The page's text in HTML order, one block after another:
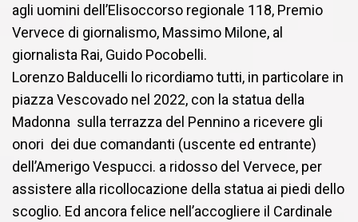
agli uomini dell’Elisoccorso regionale 118, Premio
Vervece di giornalismo, Massimo Milone, al
giornalista Rai, Guido Pocobelli.
Lorenzo Balducelli lo ricordiamo tutti, in particolare in
piazza Vescovado nel 2022, con la statua della
Madonna sulla terrazza del Pennino a ricevere gli
onori dei due comandanti (uscente ed entrante)
dell’Amerigo Vespucci. a ridosso del Vervece, per
assistere alla ricollocazione della statua ai piedi dello
scoglio. Ed ancora felice nell’accogliere il Cardinale